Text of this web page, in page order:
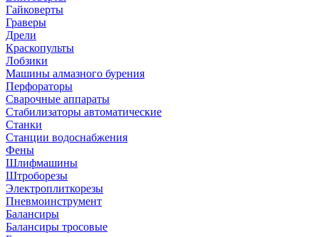
Гайковерты
Граверы
Дрели
Краскопульты
Лобзики
Машины алмазного бурения
Перфораторы
Сварочные аппараты
Стабилизаторы автоматические
Станки
Станции водоснабжения
Фены
Шлифмашины
Штроборезы
Электроплиткорезы
Пневмоинструмент
Балансиры
Балансиры тросовые